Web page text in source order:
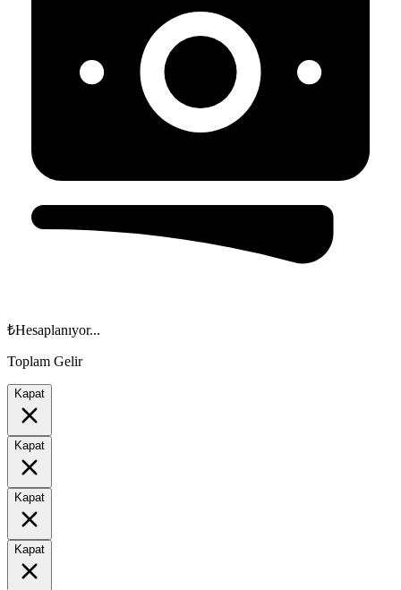
₺Hesaplanıyor...
Toplam Gelir
Kapat
Kapat
Kapat
Kapat